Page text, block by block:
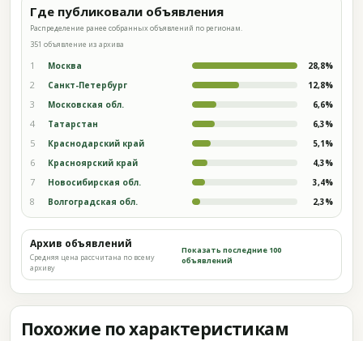
Где публиковали объявления
Распределение ранее собранных объявлений по регионам.
351 объявление из архива
1 Москва 28,8%
2 Санкт-Петербург 12,8%
3 Московская обл. 6,6%
4 Татарстан 6,3%
5 Краснодарский край 5,1%
6 Красноярский край 4,3%
7 Новосибирская обл. 3,4%
8 Волгоградская обл. 2,3%
Архив объявлений
Средняя цена рассчитана по всему
архиву
Показать последние 100
объявлений
Похожие по характеристикам